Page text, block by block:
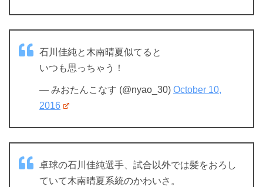
石川佳純と木南晴夏似てると
いつも思っちゃう！
— みおたんこなす (@nyao_30) October 10,
2016
卓球の石川佳純選手、試合以外では髪をおろし
ていて木南晴夏系統のかわいさ。